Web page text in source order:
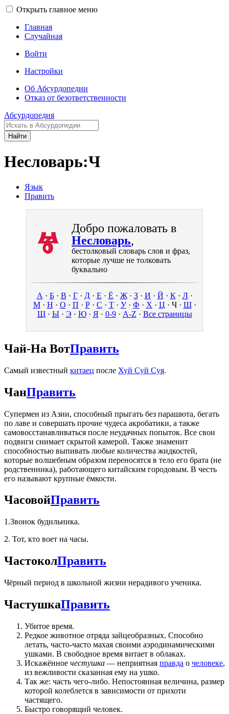
Открыть главное меню
Главная
Случайная
Войти
Настройки
Об Абсурдопедии
Отказ от безответственности
Абсурдопедия
Найти
Несловарь:Ч
Язык
Править
Ⱍ
Добро пожаловать в
Несловарь,
бестолковый словарь слов и фраз,
которые лучше не толковать
буквально
А · Б· В · Г· Д· Е · Ё · Ж· З· И · Й · К· Л·
М· Н · О · П · Р· С · Т· У· Ф · Х · Ц · Ч· Ш·
Щ· Ы· Э · Ю· Я · 0-9· A-Z · Все страницы
Чай-На ВотПравить
Самый известный китаец после Хуй Суй Суя.
ЧанПравить
Супермен из Азии, способный прыгать без парашюта, бегать
по лаве и совершать прочие чудеса акробатики, а также
самовосстанавливаться после неудачных попыток. Все свои
подвиги снимает скрытой камерой. Также знаменит
способностью выпивать любые количества жидкостей,
которые волшебным образом переносятся в тело его брата (не
родственника), работающего китайским городовым. В честь
его называют крупные ёмкости.
ЧасовойПравить
1.Звонок будильника.
2. Тот, кто воет на часы.
ЧастоколПравить
Чёрный период в школьной жизни нерадивого ученика.
ЧастушкаПравить
Убитое время.
Редкое животное отряда зайцеобразных. Способно
летать, часто-часто махая своими аэродинамическими
ушками. В свободное время витает в облаках.
Искажённое честушка — неприятная правда о человеке,
из вежливости сказанная ему на ушко.
Так же: часть чего-либо. Непостоянная величина, размер
которой колеблется в зависимости от прихоти
частящего.
Быстро говорящий человек.